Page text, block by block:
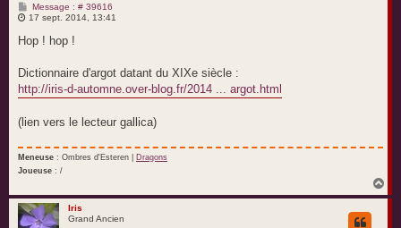
Message : # 39616M
e
e
17 sept. 2014, 13:41
Hop ! hop !
Dictionnaire d'argot datant du XIXe siècle :
http://iris-d-automne.over-blog.fr/2014 ... argot.html
(lien vers le lecteur gallica)
Meneuse : Ombres d'Esteren | Dragons
Joueuse : /
a
Iris
Grand Ancien